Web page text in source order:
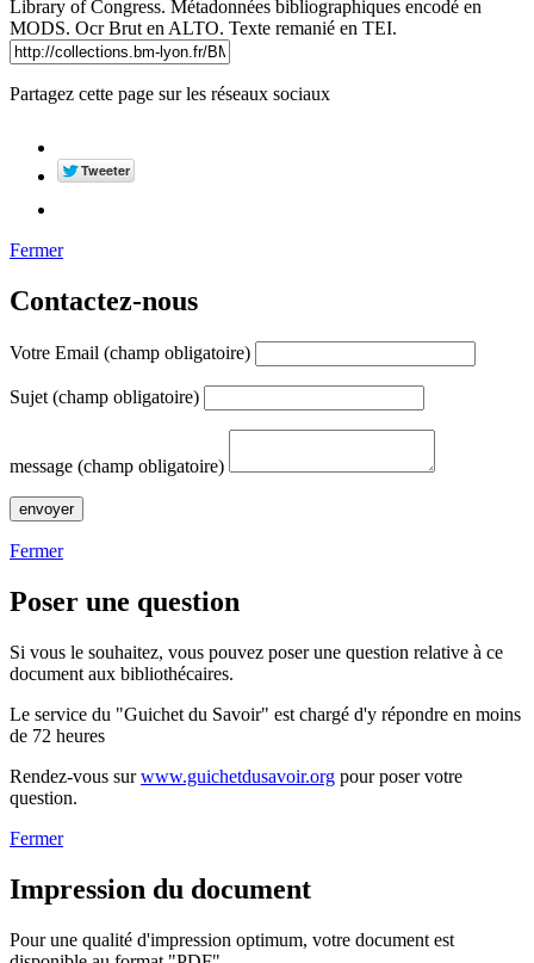
Library of Congress. Métadonnées bibliographiques encodé en
MODS. Ocr Brut en ALTO. Texte remanié en TEI.
Partagez cette page sur les réseaux sociaux
Fermer
Contactez-nous
Votre Email (champ obligatoire)
Sujet (champ obligatoire)
message (champ obligatoire)
Fermer
Poser une question
Si vous le souhaitez, vous pouvez poser une question relative à ce
document aux bibliothécaires.
Le service du "Guichet du Savoir" est chargé d'y répondre en moins
de 72 heures
Rendez-vous surwww.guichetdusavoir.org pour poser votre
question.
Fermer
Impression du document
Pour une qualité d'impression optimum, votre document est